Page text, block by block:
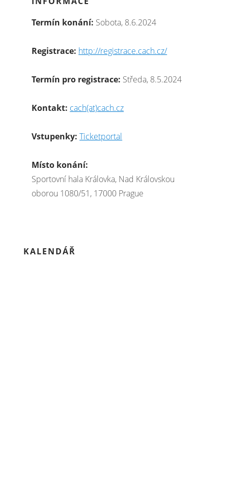
Termín konání: Sobota, 8.6.2024
Registrace: http://registrace.cach.cz/
Termín pro registrace: Středa, 8.5.2024
Kontakt: cach(at)cach.cz
Vstupenky: Ticketportal
Místo konání:
Sportovní hala Královka, Nad Královskou
oborou 1080/51, 17000 Prague
KALENDÁŘ